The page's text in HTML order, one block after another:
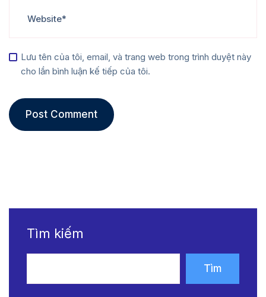
Lưu tên của tôi, email, và trang web trong trình duyệt này
cho lần bình luận kế tiếp của tôi.
Tìm kiếm
Tìm